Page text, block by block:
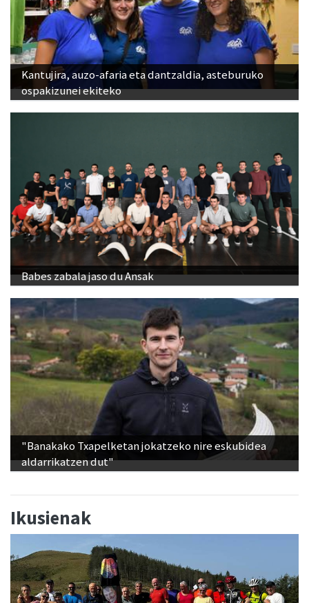
Kantujira, auzo-afaria eta dantzaldia, asteburuko
ospakizunei ekiteko
Babes zabala jaso du Ansak
"Banakako Txapelketan jokatzeko nire eskubidea
aldarrikatzen dut"
Ikusienak